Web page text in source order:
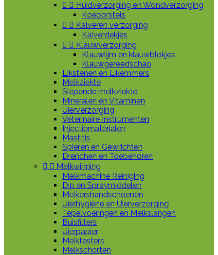
  Huidverzorging en Wondverzorging
Koeborstels
  Kalveren verzorging
Kalverdekjes
  Klauwverzorging
Klauwlijm en klauwblokjes
Klauwgereedschap
Likstenen en Likemmers
Melkziekte
Slepende melkziekte
Mineralen en Vitaminen
Uierverzorging
Veterinaire Instrumenten
Injectiematerialen
Mastitis
Spieren en Gewrichten
Drenchen en Toebehoren
  Melkwinning
Melkmachine Reiniging
Dip en Spraymiddelen
Melkershandschoenen
Uierhygiëne en Uierverzorging
Tepelvoeringen en Melkslangen
Buisfilters
Uierpapier
Melktesters
Melkschorten